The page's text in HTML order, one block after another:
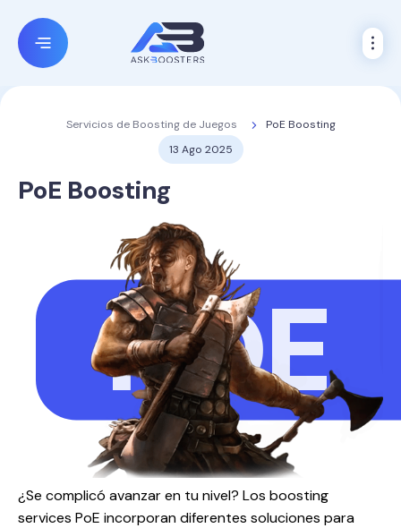
Servicios de Boosting de Juegos
PoE Boosting
13 Ago 2025
PoE Boosting
POE
¿Se complicó avanzar en tu nivel? Los boosting
services PoE incorporan diferentes soluciones para